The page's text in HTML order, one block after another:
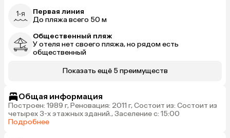
Первая линия
До пляжа всего 50 м
Общественный пляж
У отеля нет своего пляжа, но рядом есть
общественный
Показать ещё 5 преимуществ
Общая информация
Построен: 1989 г, Реновация: 2011 г, Состоит из: Состоит из
четырех 3-х этажных зданий., Заселение с: 15:00
Подробнее